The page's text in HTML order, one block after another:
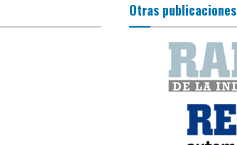
Otras publicaciones